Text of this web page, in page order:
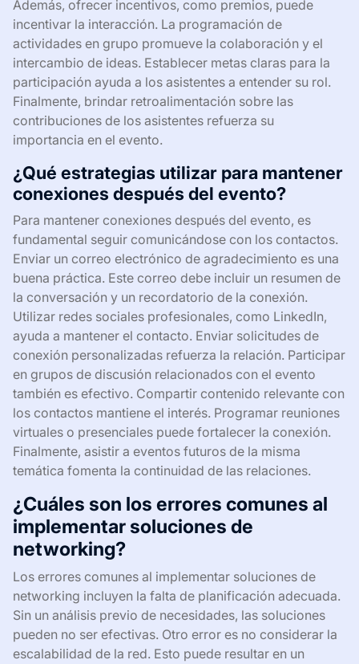
Además, ofrecer incentivos, como premios, puede
incentivar la interacción. La programación de
actividades en grupo promueve la colaboración y el
intercambio de ideas. Establecer metas claras para la
participación ayuda a los asistentes a entender su rol.
Finalmente, brindar retroalimentación sobre las
contribuciones de los asistentes refuerza su
importancia en el evento.
¿Qué estrategias utilizar para mantener
conexiones después del evento?
Para mantener conexiones después del evento, es
fundamental seguir comunicándose con los contactos.
Enviar un correo electrónico de agradecimiento es una
buena práctica. Este correo debe incluir un resumen de
la conversación y un recordatorio de la conexión.
Utilizar redes sociales profesionales, como LinkedIn,
ayuda a mantener el contacto. Enviar solicitudes de
conexión personalizadas refuerza la relación. Participar
en grupos de discusión relacionados con el evento
también es efectivo. Compartir contenido relevante con
los contactos mantiene el interés. Programar reuniones
virtuales o presenciales puede fortalecer la conexión.
Finalmente, asistir a eventos futuros de la misma
temática fomenta la continuidad de las relaciones.
¿Cuáles son los errores comunes al
implementar soluciones de
networking?
Los errores comunes al implementar soluciones de
networking incluyen la falta de planificación adecuada.
Sin un análisis previo de necesidades, las soluciones
pueden no ser efectivas. Otro error es no considerar la
escalabilidad de la red. Esto puede resultar en un